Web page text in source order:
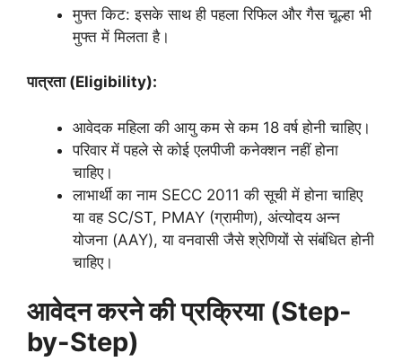
मुफ्त किट: इसके साथ ही पहला रिफिल और गैस चूल्हा भी
मुफ्त में मिलता है।
पात्रता (Eligibility):
आवेदक महिला की आयु कम से कम 18 वर्ष होनी चाहिए।
परिवार में पहले से कोई एलपीजी कनेक्शन नहीं होना
चाहिए।
लाभार्थी का नाम SECC 2011 की सूची में होना चाहिए
या वह SC/ST, PMAY (ग्रामीण), अंत्योदय अन्न
योजना (AAY), या वनवासी जैसे श्रेणियों से संबंधित होनी
चाहिए।
आवेदन करने की प्रक्रिया (Step-
by-Step)